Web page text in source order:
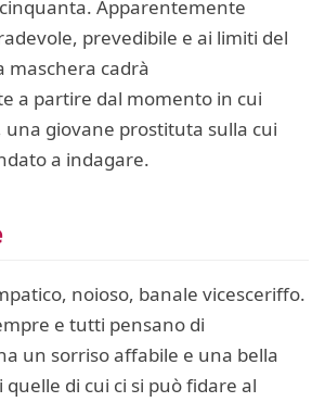
Apparentemente
prevedibile e ai limiti del
maschera cadrà
a partire dal momento in cui
una giovane prostituta sulla cui
a indagare.
noioso, banale vicesceriffo.
e tutti pensano di
un sorriso affabile e una bella
di cui ci si può fidare al